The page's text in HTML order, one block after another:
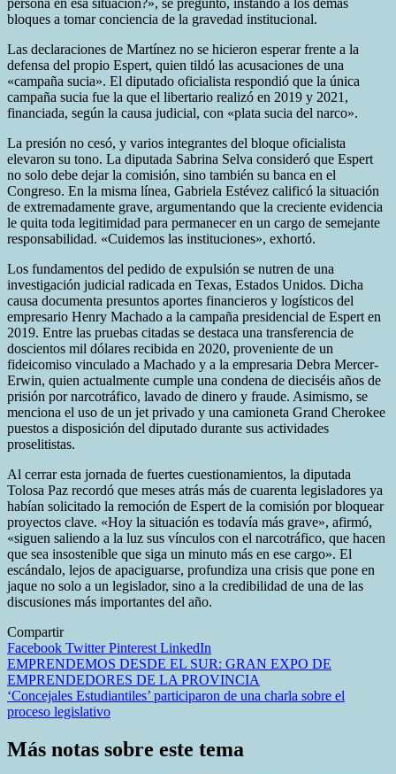
persona en esa situación?», se preguntó, instando a los demás
bloques a tomar conciencia de la gravedad institucional.
Las declaraciones de Martínez no se hicieron esperar frente a la
defensa del propio Espert, quien tildó las acusaciones de una
«campaña sucia». El diputado oficialista respondió que la única
campaña sucia fue la que el libertario realizó en 2019 y 2021,
financiada, según la causa judicial, con «plata sucia del narco».
La presión no cesó, y varios integrantes del bloque oficialista
elevaron su tono. La diputada Sabrina Selva consideró que Espert
no solo debe dejar la comisión, sino también su banca en el
Congreso. En la misma línea, Gabriela Estévez calificó la situación
de extremadamente grave, argumentando que la creciente evidencia
le quita toda legitimidad para permanecer en un cargo de semejante
responsabilidad. «Cuidemos las instituciones», exhortó.
Los fundamentos del pedido de expulsión se nutren de una
investigación judicial radicada en Texas, Estados Unidos. Dicha
causa documenta presuntos aportes financieros y logísticos del
empresario Henry Machado a la campaña presidencial de Espert en
2019. Entre las pruebas citadas se destaca una transferencia de
doscientos mil dólares recibida en 2020, proveniente de un
fideicomiso vinculado a Machado y a la empresaria Debra Mercer-
Erwin, quien actualmente cumple una condena de dieciséis años de
prisión por narcotráfico, lavado de dinero y fraude. Asimismo, se
menciona el uso de un jet privado y una camioneta Grand Cherokee
puestos a disposición del diputado durante sus actividades
proselitistas.
Al cerrar esta jornada de fuertes cuestionamientos, la diputada
Tolosa Paz recordó que meses atrás más de cuarenta legisladores ya
habían solicitado la remoción de Espert de la comisión por bloquear
proyectos clave. «Hoy la situación es todavía más grave», afirmó,
«siguen saliendo a la luz sus vínculos con el narcotráfico, que hacen
que sea insostenible que siga un minuto más en ese cargo». El
escándalo, lejos de apaciguarse, profundiza una crisis que pone en
jaque no solo a un legislador, sino a la credibilidad de una de las
discusiones más importantes del año.
Compartir
Facebook TwitterPinterest LinkedIn
Navegación
de
entradas
EMPRENDEMOS DESDE EL SUR: GRAN EXPO DE
EMPRENDEDORES DE LA PROVINCIA
‘Concejales Estudiantiles’ participaron de una charla sobre el
proceso legislativo
Más notas sobre este tema